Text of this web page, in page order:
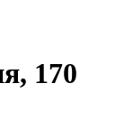
170